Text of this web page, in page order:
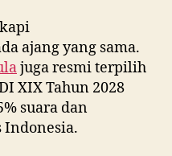
ajang yang sama.
juga resmi terpilih
XIX Tahun 2028
suara dan